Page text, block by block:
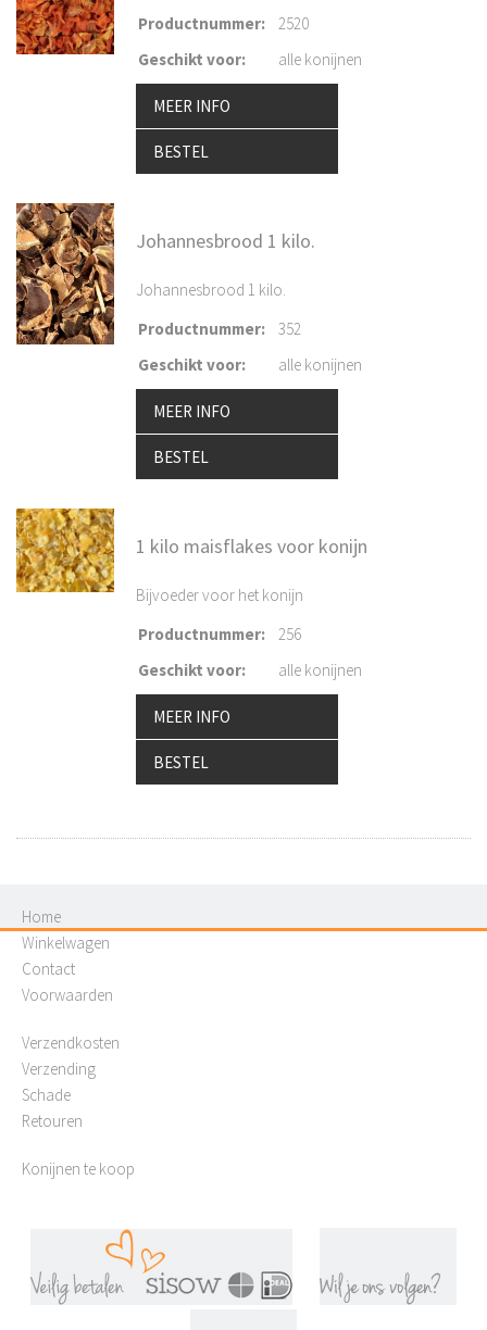
Productnummer:
2520
Geschikt voor: alle konijnen
MEER INFO
BESTEL
Johannesbrood 1 kilo.
Johannesbrood 1 kilo.
Productnummer:
352
Geschikt voor: alle konijnen
MEER INFO
BESTEL
1 kilo maisflakes voor konijn
Bijvoeder voor het konijn
Productnummer:
256
Geschikt voor: alle konijnen
MEER INFO
BESTEL
Home
Winkelwagen
Contact
Voorwaarden
Verzendkosten
Verzending
Schade
Retouren
Konijnen te koop